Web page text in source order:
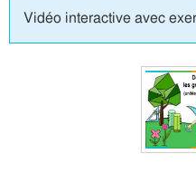
Vidéo interactive avec